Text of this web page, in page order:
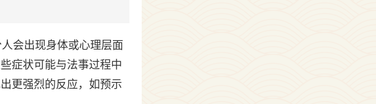
会出现身体或心理层面
症状可能与法事过程中
更强烈的反应，如预示